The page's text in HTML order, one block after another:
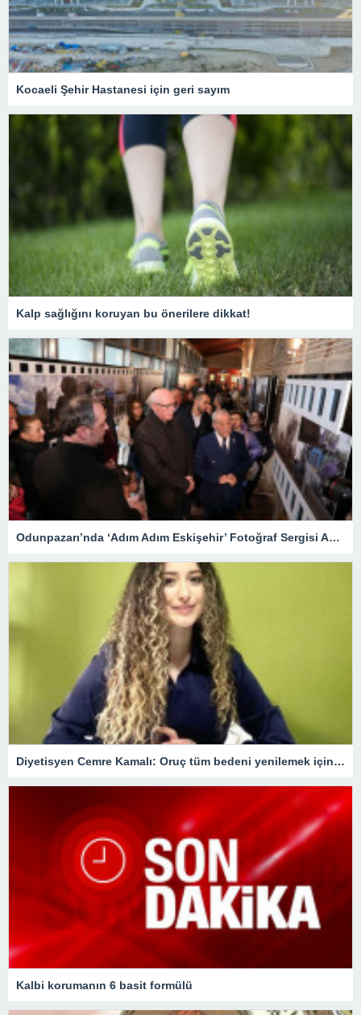
Kocaeli Şehir Hastanesi için geri sayım
Kalp sağlığını koruyan bu önerilere dikkat!
Odunpazarı’nda ‘Adım Adım Eskişehir’ Fotoğraf Sergisi Açıldı
Diyetisyen Cemre Kamalı: Oruç tüm bedeni yenilemek için bir fırsat
Kalbi korumanın 6 basit formülü